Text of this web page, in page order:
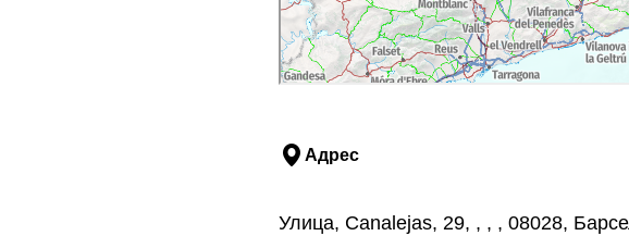
Адрес
Улица, Canalejas, 29, , , , 08028,